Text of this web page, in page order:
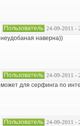
Пользователь 24-09-2011 -
неудобаная наверна))
Пользователь 24-09-2011 -
может для серфинга по
Пользователь 24-09-2011 -